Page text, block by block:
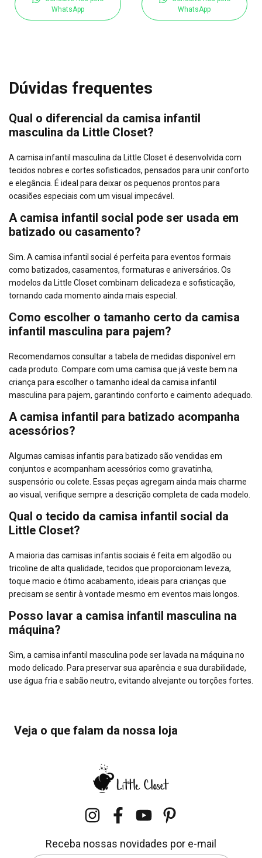
WhatsApp
WhatsApp
Dúvidas frequentes
Qual o diferencial da camisa infantil
masculina da Little Closet?
A camisa infantil masculina da Little Closet é desenvolvida com
tecidos nobres e cortes sofisticados, pensados para unir conforto
e elegância. É ideal para deixar os pequenos prontos para
ocasiões especiais com um visual impecável.
A camisa infantil social pode ser usada em
batizado ou casamento?
Sim. A camisa infantil social é perfeita para eventos formais
como batizados, casamentos, formaturas e aniversários. Os
modelos da Little Closet combinam delicadeza e sofisticação,
tornando cada momento ainda mais especial.
Como escolher o tamanho certo da camisa
infantil masculina para pajem?
Recomendamos consultar a tabela de medidas disponível em
cada produto. Compare com uma camisa que já veste bem na
criança para escolher o tamanho ideal da camisa infantil
masculina para pajem, garantindo conforto e caimento adequado.
A camisa infantil para batizado acompanha
acessórios?
Algumas camisas infantis para batizado são vendidas em
conjuntos e acompanham acessórios como gravatinha,
suspensório ou colete. Essas peças agregam ainda mais charme
ao visual, verifique sempre a descrição completa de cada modelo.
Qual o tecido da camisa infantil social da
Little Closet?
A maioria das camisas infantis sociais é feita em algodão ou
tricoline de alta qualidade, tecidos que proporcionam leveza,
toque macio e ótimo acabamento, ideais para crianças que
precisam se sentir à vontade mesmo em eventos mais longos.
Posso lavar a camisa infantil masculina na
máquina?
Sim, a camisa infantil masculina pode ser lavada na máquina no
modo delicado. Para preservar sua aparência e sua durabilidade,
use água fria e sabão neutro, evitando alvejante ou torções fortes.
Veja o que falam da nossa loja
Receba nossas novidades por e-mail